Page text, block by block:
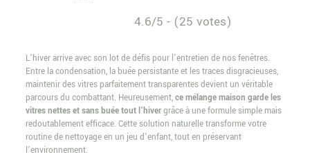
4.6/5 - (25 votes)
L’hiver arrive avec son lot de défis pour l’entretien de nos fenêtres.
Entre la condensation, la buée persistante et les traces disgracieuses,
maintenir des vitres parfaitement transparentes devient un véritable
parcours du combattant. Heureusement,ce mélange maison garde les
vitres nettes et sans buée tout l’hivergrâce à une formule simple mais
redoutablement efficace. Cette solution naturelle transforme votre
routine de nettoyage en un jeu d’enfant, tout en préservant
l’environnement.